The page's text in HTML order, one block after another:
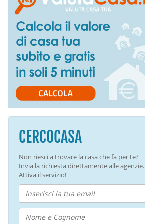
CERCOCASA
Non riesci a trovare la casa che fa per te?
Invia la richiesta direttamente alle agenzie.
Attiva il servizio!